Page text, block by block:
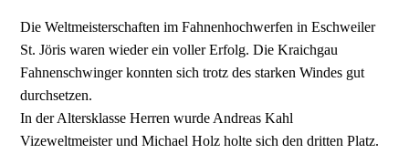
Die Weltmeisterschaften im Fahnenhochwerfen in Eschweiler
St. Jöris waren wieder ein voller Erfolg. Die Kraichgau
Fahnenschwinger konnten sich trotz des starken Windes gut
durchsetzen.
In der Altersklasse Herren wurde Andreas Kahl
Vizeweltmeister und Michael Holz holte sich den dritten Platz.